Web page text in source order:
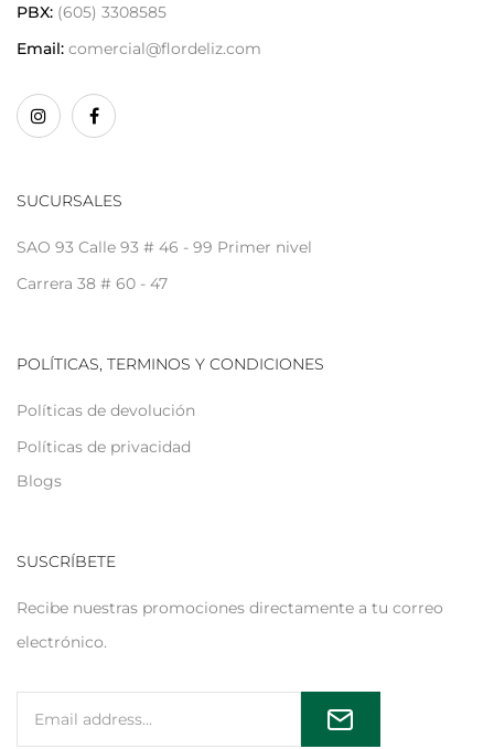
PBX: (605) 3308585
Email: comercial@flordeliz.com
SUCURSALES
SAO 93 Calle 93 # 46 - 99 Primer nivel
Carrera 38 # 60 - 47
POLÍTICAS, TERMINOS Y CONDICIONES
Políticas de devolución
Políticas de privacidad
Blogs
SUSCRÍBETE
Recibe nuestras promociones directamente a tu correo
electrónico.